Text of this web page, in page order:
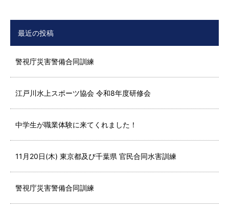
最近の投稿
警視庁災害警備合同訓練
江戸川水上スポーツ協会 令和8年度研修会
中学生が職業体験に来てくれました！
11月20日(木) 東京都及び千葉県 官民合同水害訓練
警視庁災害警備合同訓練